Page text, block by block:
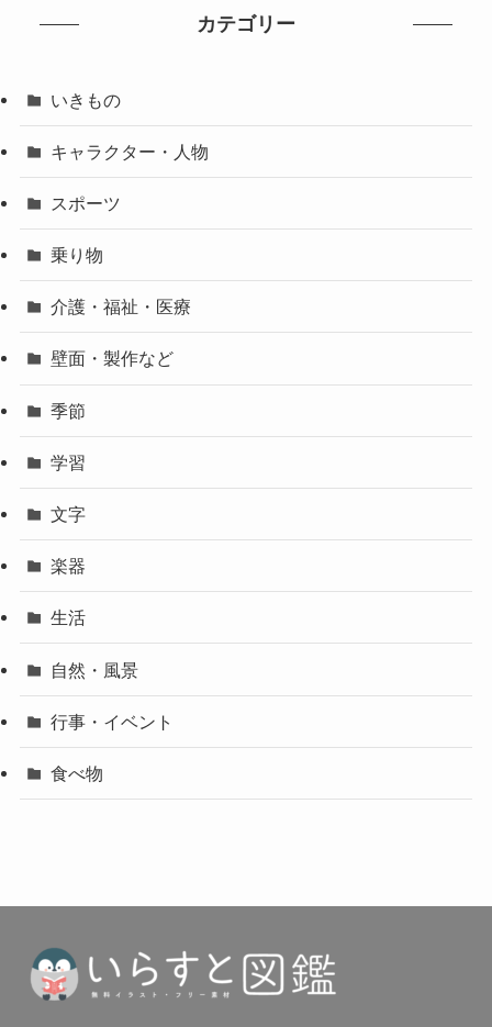
カテゴリー
いきもの
キャラクター・人物
スポーツ
乗り物
介護・福祉・医療
壁面・製作など
季節
学習
文字
楽器
生活
自然・風景
行事・イベント
食べ物